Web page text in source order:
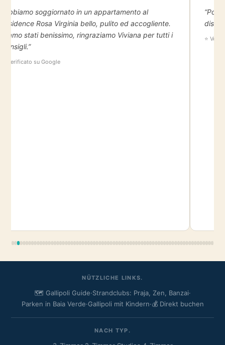
“Abbiamo soggiornato in un appartamento al
residence Rosa Virginia bello, pulito ed accogliente.
Siamo stati benissimo, ringraziamo Viviana per tutti i
consigli.”
⭐ Verificato su Google
⭐
NÜTZLICHE LINKS.
🗺️ Gallipoli Guide·Strandclubs: Praja, Zen, Banzai·
Parken in Baia Verde·Gallipoli mit Kindern·💰 Direkt buchen
NACH TYP.